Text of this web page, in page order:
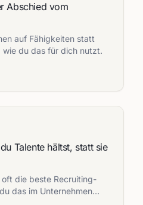
Abschied vom
auf Fähigkeiten statt
wie du das für dich nutzt.
Talente hältst, statt sie
oft die beste Recruiting-
das im Unternehmen